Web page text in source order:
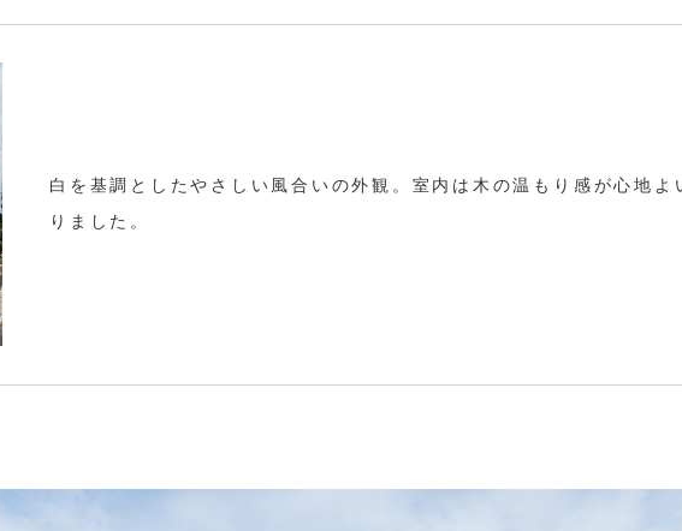
白を基調としたやさしい風合いの外観。室内は木の温もり感が心地
りました。